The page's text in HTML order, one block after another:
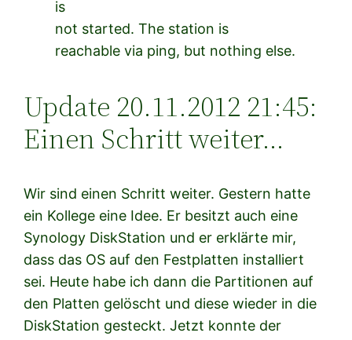
is
not started. The station is
reachable via ping, but nothing else.
Update 20.11.2012 21:45:
Einen Schritt weiter…
Wir sind einen Schritt weiter. Gestern hatte
ein Kollege eine Idee. Er besitzt auch eine
Synology DiskStation und er erklärte mir,
dass das OS auf den Festplatten installiert
sei. Heute habe ich dann die Partitionen auf
den Platten gelöscht und diese wieder in die
DiskStation gesteckt. Jetzt konnte der